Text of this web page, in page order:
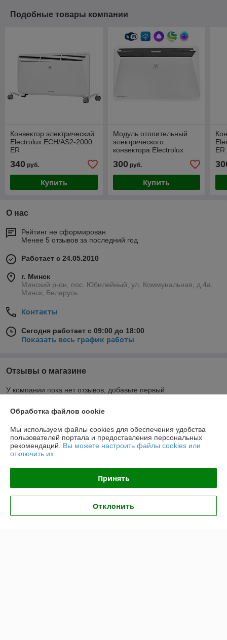
Подобные товары компании
Конвектор электрический
Electrolux ECH/AS2-2000
ER
340 руб.
Купить
Модуль отопительный
электрического
конвектора Electrolux
серии Rapid Transformer
ECH/R-2000 T
300руб.
Купить
ER
О нас
Рейтинг не сформирован
Менее 5 отзывов за последний год
Работает с 24.05.2010
г. Минск
Минский р-он, пос. Юбилейный, ул. Коммунальная, д.4а,
Минск, Беларусь
Контакты
Сегодня работает с 09:00 до 18:00
Показать весь график работы
Отзывы о магазине
У компании пока нет отзывов, добавьте первый
Контакты
Доставка и оплата
График работы
Полная версия сайта
Обработка файлов cookie
Мы используем файлы cookies для обеспечения удобства
пользователей портала и предоставления персональных
рекомендаций. Вы можете настроить файлы cookies или
отключить их.
Принять
Отклонить